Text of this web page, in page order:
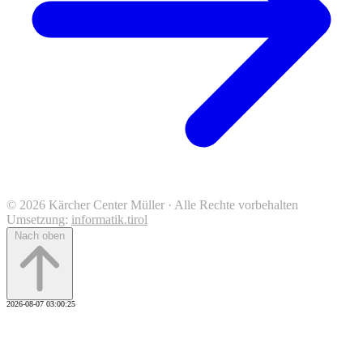
© 2026 Kärcher Center Müller · Alle Rechte vorbehalten
Umsetzung: informatik.tirol
Nach oben
2026-08-07 03:00:25